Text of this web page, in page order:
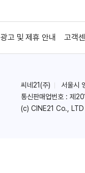
엄마의 다중인격 때문에
광고 및 제휴 안내 고객
씨네21(주) 서울시
통신판매업번호 : 제
(c) CINE21 Co., LTD